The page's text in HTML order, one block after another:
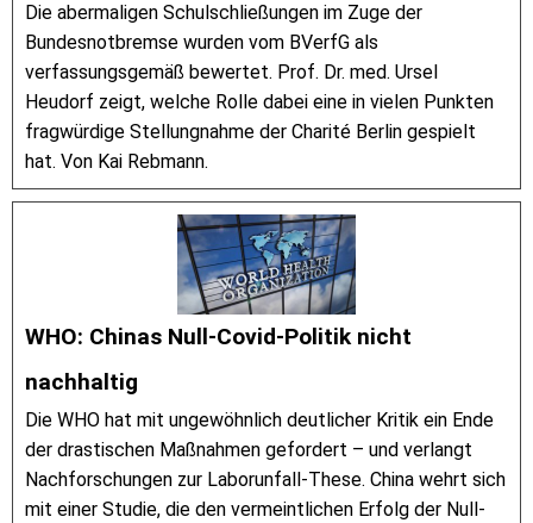
Die abermaligen Schulschließungen im Zuge der
Bundesnotbremse wurden vom BVerfG als
verfassungsgemäß bewertet. Prof. Dr. med. Ursel
Heudorf zeigt, welche Rolle dabei eine in vielen Punkten
fragwürdige Stellungnahme der Charité Berlin gespielt
hat. Von Kai Rebmann.
WHO: Chinas Null-Covid-Politik nicht
nachhaltig
Die WHO hat mit ungewöhnlich deutlicher Kritik ein Ende
der drastischen Maßnahmen gefordert – und verlangt
Nachforschungen zur Laborunfall-These. China wehrt sich
mit einer Studie, die den vermeintlichen Erfolg der Null-